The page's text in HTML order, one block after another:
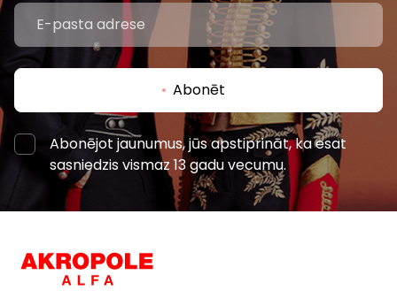
Abonēt
Abonējot jaunumus, jūs apstiprināt, ka esat
sasniedzis vismaz 13 gadu vecumu.